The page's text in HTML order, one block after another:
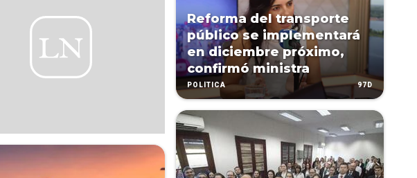
Reforma del transporte
público se implementará
en diciembre próximo,
confirmó ministra
POLÍTICA 97D